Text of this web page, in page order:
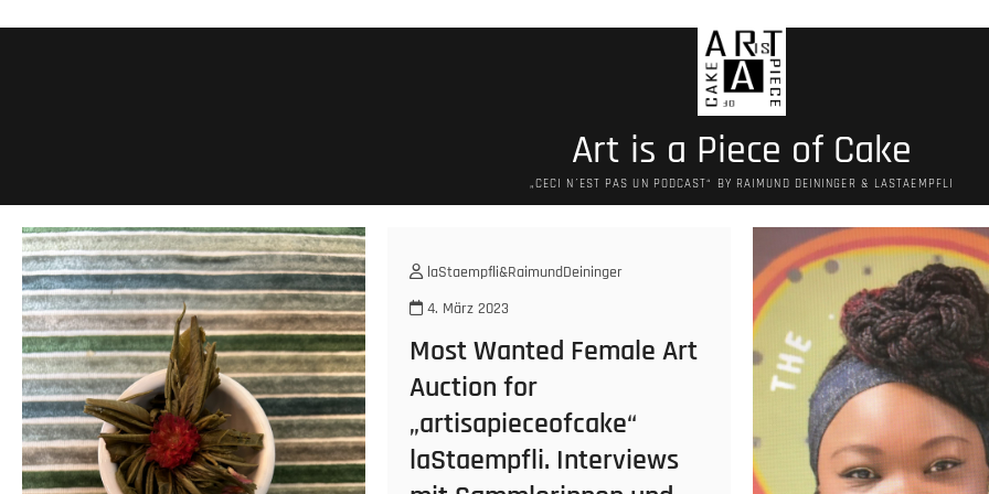
Art is a Piece of Cake
„CECI N´EST PAS UN PODCAST“ BY RAIMUND DEININGER & LASTAEMPFLI
laStaempfli&RaimundDeininger
4. März 2023
Most Wanted Female Art
Auction for
„artisapieceofcake“
laStaempfli. Interviews